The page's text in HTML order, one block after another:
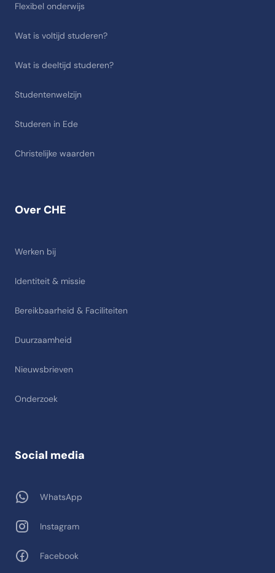
Over CHE
Werken bij
Identiteit & missie
Bereikbaarheid & Faciliteiten
Duurzaamheid
Nieuwsbrieven
Onderzoek
Flexibel onderwijs
Wat is voltijd studeren?
Wat is deeltijd studeren?
Studentenwelzijn
Studeren in Ede
Christelijke waarden
Social media
WhatsApp
Instagram
Facebook